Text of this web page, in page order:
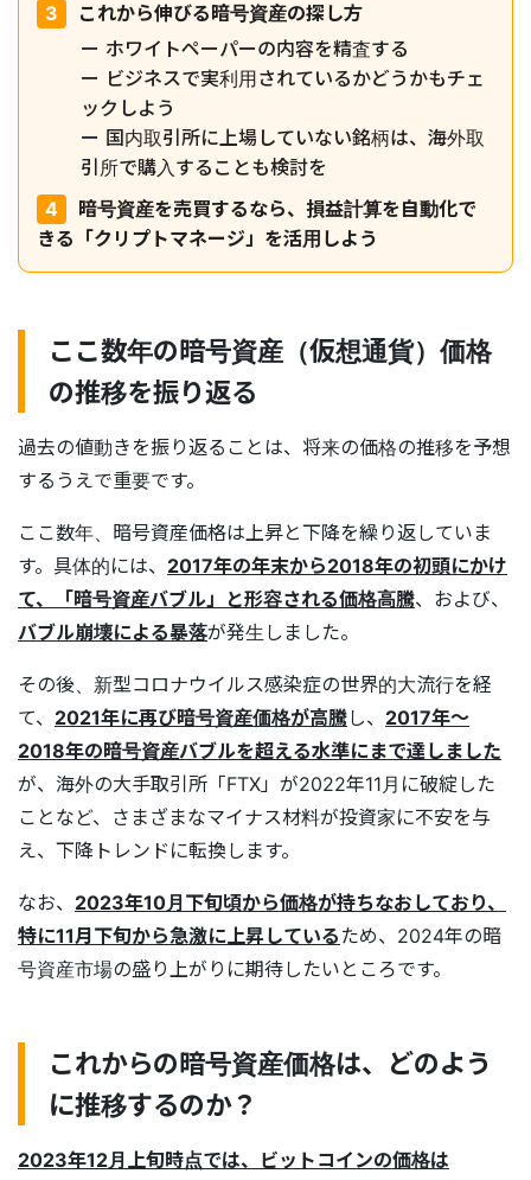
これから伸びる暗号資産の探し方
ホワイトペーパーの内容を精査する
ビジネスで実利用されているかどうかもチェ
ックしよう
国内取引所に上場していない銘柄は、海外取
引所で購入することも検討を
暗号資産を売買するなら、損益計算を自動化で
きる「クリプトマネージ」を活用しよう
ここ数年の暗号資産（仮想通貨）価格
の推移を振り返る
過去の値動きを振り返ることは、将来の価格の推移を予想
するうえで重要です。
ここ数年、暗号資産価格は上昇と下降を繰り返していま
す。具体的には、 2017年の年末から2018年の初頭にかけ
て、「暗号資産バブル」と形容される価格高騰、および、
バブル崩壊による暴落が発生しました。
その後、新型コロナウイルス感染症の世界的大流行を経
て、 2021年に再び暗号資産価格が高騰し、 2017年～
2018年の暗号資産バブルを超える水準にまで達しました
が、海外の大手取引所「FTX」が2022年11月に破綻した
ことなど、さまざまなマイナス材料が投資家に不安を与
え、下降トレンドに転換します。
なお、 2023年10月下旬頃から価格が持ちなおしており、
特に11月下旬から急激に上昇している ため、2024年の暗
号資産市場の盛り上がりに期待したいところです。
これからの暗号資産価格は、どのよう
に推移するのか？
2023年12月上旬時点では、ビットコインの価格は